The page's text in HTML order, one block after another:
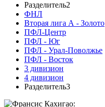
Разделитель2
ФНЛ
Вторая лига А - Золото
ПФЛ-Центр
ПФЛ - Юг
ПФЛ - Урал-Поволжье
ПФЛ - Восток
3 дивизион
4 дивизион
Разделитель3